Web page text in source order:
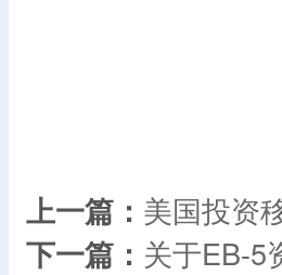
上一篇： 美国投资
下一篇： 关于EB-5